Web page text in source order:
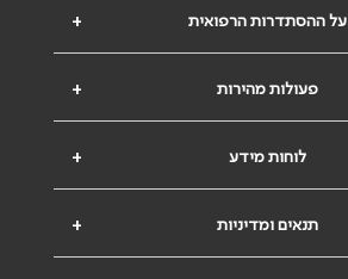
+ על ההסתדרות הרפואית
+ פעולות מהירות
+ לוחות מידע
+ תנאים ומדיניות